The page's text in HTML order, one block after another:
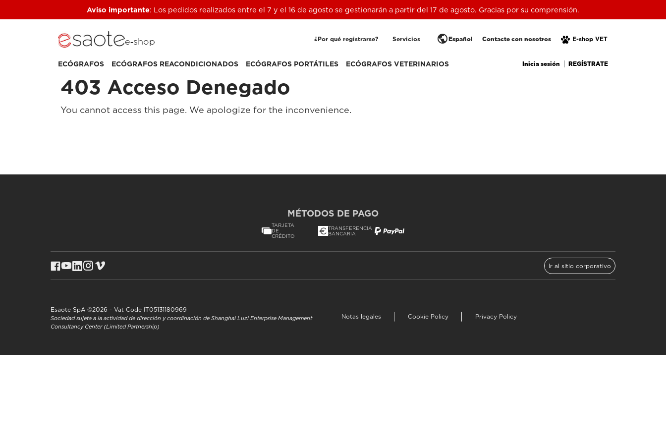
Aviso importante: Los pedidos realizados entre el 7 y el 16 de agosto se gestionarán a partir del 17 de agosto. Gracias por su comprensión.
e‑shop ¿Por qué registrarse? Servicios E-shop VET
Contacte con nosotros
publicEspañol
ECÓGRAFOS ECÓGRAFOS REACONDICIONADOS ECÓGRAFOS PORTÁTILES ECÓGRAFOS VETERINARIOS Inicia sesión REGÍSTRATE
403 Acceso Denegado
You cannot access this page. We apologize for the inconvenience.
MÉTODOS DE PAGO
TARJETA
DE
CRÉDITO
TRANSFERENCIA
BANCARIA
Ir al sitio corporativo
Esaote SpA ©2026 - Vat Code IT05131180969
Sociedad sujeta a la actividad de dirección y coordinación de Shanghai Luzi Enterprise Management
Consultancy Center (Limited Partnership)
Notas legales Cookie Policy Privacy Policy